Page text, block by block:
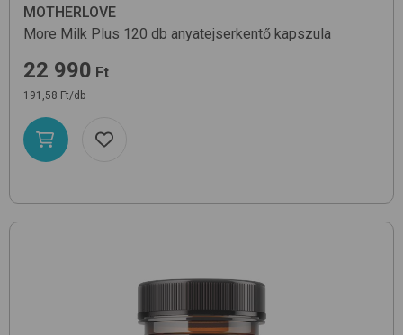
MOTHERLOVE
More Milk Plus 120 db anyatejserkentő kapszula
22 990 Ft
191,58 Ft/db